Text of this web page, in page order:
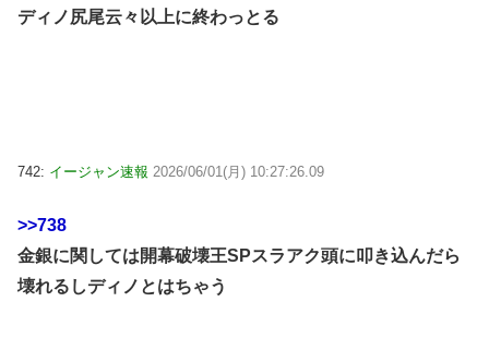
ディノ尻尾云々以上に終わっとる
742: イージャン速報 2026/06/01(月) 10:27:26.09
>>738
金銀に関しては開幕破壊王SPスラアク頭に叩き込んだら
壊れるしディノとはちゃう